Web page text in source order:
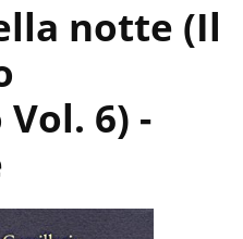
notte (Il
6) -